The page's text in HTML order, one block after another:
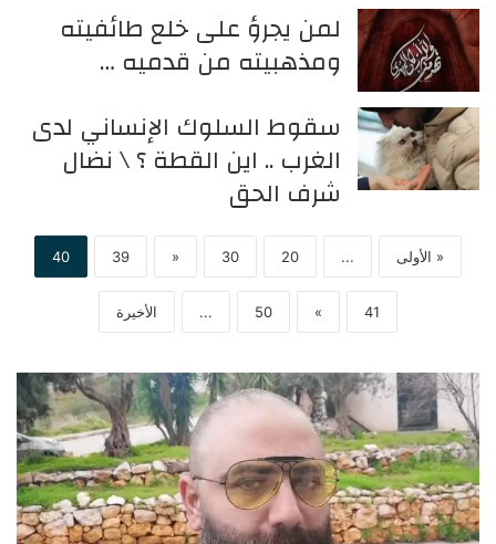
لمن يجرؤ على خلع طائفيته
ومذهبيته من قدميه …
سقوط السلوك الإنساني لدى
الغرب .. اين القطة ؟ \ نضال
شرف الحق
« الأولى ...
20
30
«
39
40
41
»
50
... الأخيرة